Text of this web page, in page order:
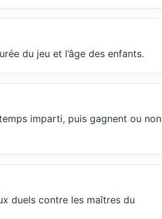
du jeu et l’âge des enfants.
imparti, puis gagnent ou non
duels contre les maîtres du